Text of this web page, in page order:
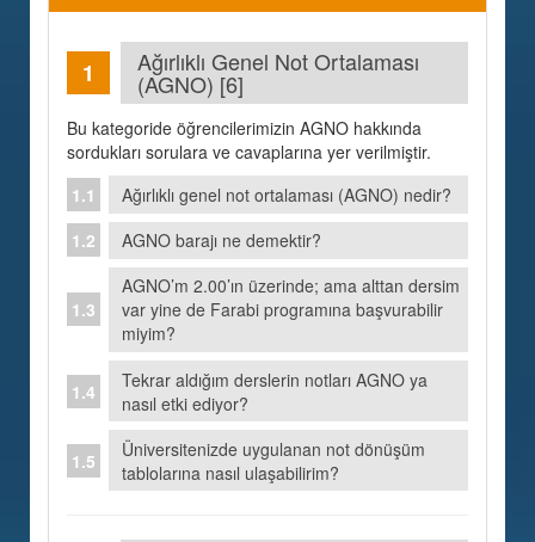
Ağırlıklı Genel Not Ortalaması
(AGNO) [6]
Bu kategoride öğrencilerimizin AGNO hakkında
sordukları sorulara ve cavaplarına yer verilmiştir.
Ağırlıklı genel not ortalaması (AGNO) nedir?
AGNO barajı ne demektir?
AGNO’m 2.00’ın üzerinde; ama alttan dersim
var yine de Farabi programına başvurabilir
miyim?
Tekrar aldığım derslerin notları AGNO ya
nasıl etki ediyor?
Üniversitenizde uygulanan not dönüşüm
tablolarına nasıl ulaşabilirim?